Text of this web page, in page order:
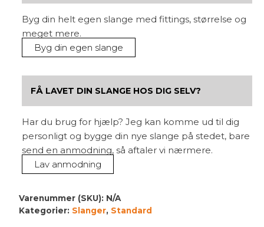
Standard
antal
Byg din helt egen slange med fittings, størrelse og
meget mere.
Byg din egen slange
FÅ LAVET DIN SLANGE HOS DIG SELV?
Har du brug for hjælp? Jeg kan komme ud til dig
personligt og bygge din nye slange på stedet, bare
send en anmodning, så aftaler vi nærmere.
Lav anmodning
Varenummer (SKU): N/A
Kategorier: Slanger, Standard